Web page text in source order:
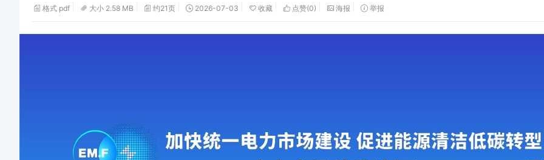
格式 pdf 大小 2.58 MB 约21页 2026-07-03 收藏 点赞(0) 海报 举报